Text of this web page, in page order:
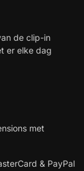
de clip-in
er elke dag
met
& PayPal